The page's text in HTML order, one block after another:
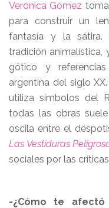
Verónica Gómez
para construir un
fantasía y la sátira.
tradición animalística,
gótico y
argentina del siglo
utiliza símbolos del
todas las obras
oscila entre el
Las Vestiduras
sociales por las
-¿Cómo te